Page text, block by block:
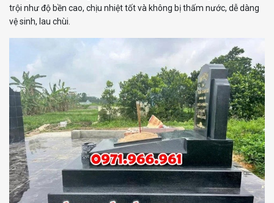
trội như độ bền cao, chịu nhiệt tốt và không bị thấm nước, dễ dàng
vệ sinh, lau chùi.